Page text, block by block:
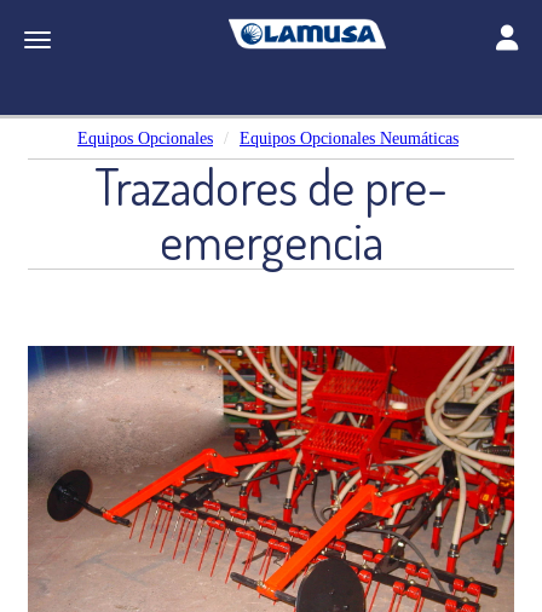
Toggle navigation
Equipos Opcionales Equipos Opcionales Neumáticas
Trazadores de pre-
emergencia